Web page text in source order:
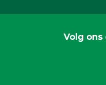
Volg ons